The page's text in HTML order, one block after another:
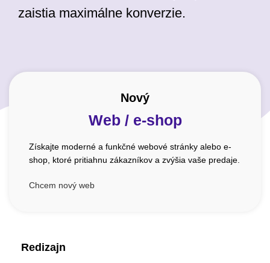
zaistia maximálne konverzie.
Nový
Web / e-shop
Získajte moderné a funkčné webové stránky alebo e-
shop, ktoré pritiahnu zákazníkov a zvýšia vaše predaje.
Chcem nový web
Redizajn